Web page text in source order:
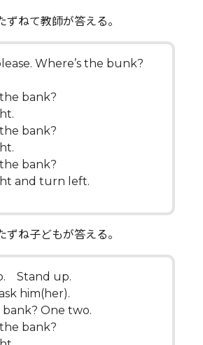
ずねて教師が答える。
Where’s the bunk?
the bank?
the bank?
the bank?
and turn left.
ずね子どもが答える。
Stand up.
him(her).
bank? One two.
the bank?